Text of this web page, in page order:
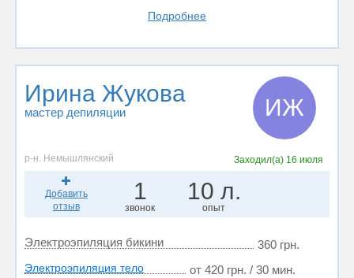
Подробнее
Ирина Жукова
мастер депиляции ИЖ
р-н. Немышлянский Заходил(а) 16 июля
Добавить
отзыв
1
звонок
10 л.
опыт
Электроэпиляция бикини 360 грн.
Электроэпиляция тело от 420 грн. / 30 мин.